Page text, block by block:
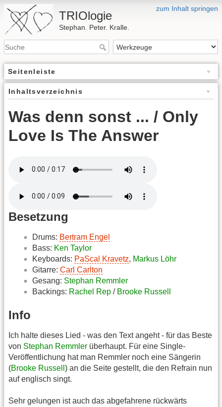
zum Inhalt springen
TRIOlogie
Stephan. Peter. Kralle.
Seitenleiste
Inhaltsverzeichnis
Was denn sonst ... / Only
Love Is The Answer
Besetzung
Drums: Bertram Engel
Bass: Ken Taylor
Keyboards: PaScal Kravetz, Markus Löhr
Gitarre: Carl Carlton
Gesang: Stephan Remmler
Backings: Rachel Rep / Brooke Russell
Info
Ich halte dieses Lied - was den Text angeht - für das Beste
von Stephan Remmler überhaupt. Für eine Single-
Veröffentlichung hat man Remmler noch eine Sängerin
(Brooke Russell ) an die Seite gestellt, die den Refrain nun
auf englisch singt.
Sehr gelungen ist auch das abgefahrene rückwärts